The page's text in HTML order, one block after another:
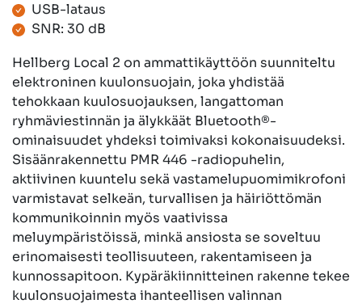
USB-lataus
SNR: 30 dB
Hellberg Local 2 on ammattikäyttöön suunniteltu
elektroninen kuulonsuojain, joka yhdistää
tehokkaan kuulosuojauksen, langattoman
ryhmäviestinnän ja älykkäät Bluetooth®-
ominaisuudet yhdeksi toimivaksi kokonaisuudeksi.
Sisäänrakennettu PMR 446 -radiopuhelin,
aktiivinen kuuntelu sekä vastamelupuomimikrofoni
varmistavat selkeän, turvallisen ja häiriöttömän
kommunikoinnin myös vaativissa
meluympäristöissä, minkä ansiosta se soveltuu
erinomaisesti teollisuuteen, rakentamiseen ja
kunnossapitoon. Kypäräkiinnitteinen rakenne tekee
kuulonsuojaimesta ihanteellisen valinnan